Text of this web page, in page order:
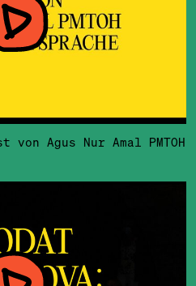
Agus Nur Amal PMTOH